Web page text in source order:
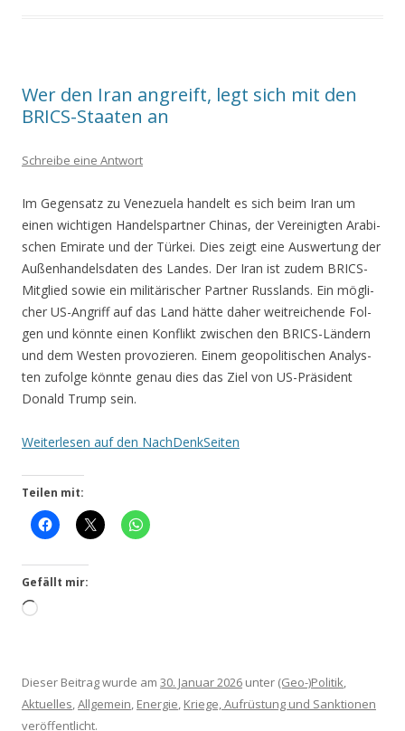
Wer den Iran angreift, legt sich mit den
BRICS-Staaten an
Schreibe eine Antwort
Im Gegen­satz zu Vene­zue­la han­delt es sich beim Iran um
einen wich­ti­gen Han­dels­part­ner Chi­nas, der Ver­ei­nig­ten Ara­bi­
schen Emi­ra­te und der Tür­kei. Dies zeigt eine Aus­wer­tung der
Außen­han­dels­da­ten des Lan­des. Der Iran ist zudem BRICS-
Mit­glied sowie ein mili­tä­ri­scher Part­ner Russ­lands. Ein mög­li­
cher US-Angriff auf das Land hät­te daher weit­rei­chen­de Fol­
gen und könn­te einen Kon­flikt zwi­schen den BRICS-Län­dern
und dem Wes­ten pro­vo­zie­ren. Einem geo­po­li­ti­schen Ana­lys­
ten zufol­ge könn­te genau dies das Ziel von US-Prä­si­dent
Donald Trump sein.
Wei­ter­le­sen auf den NachDenkSeiten
Teilen mit:
Gefällt mir:
Wird
Dieser Beitrag wurde am 30. Januar 2026 unter (Geo-)Politik,
Aktuelles,Allgemein, Energie, Kriege, Aufrüstung und Sanktionen
veröffentlicht.